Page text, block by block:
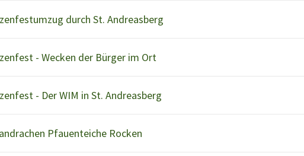
durch St. Andreasberg
- Wecken der Bürger im Ort
- Der WIM in St. Andreasberg
Pfauenteiche Rocken